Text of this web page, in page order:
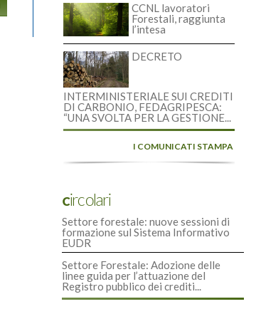
CCNL lavoratori
Forestali, raggiunta
l’intesa
DECRETO
INTERMINISTERIALE SUI CREDITI
DI CARBONIO, FEDAGRIPESCA:
“UNA SVOLTA PER LA GESTIONE...
I COMUNICATI STAMPA
Circolari
Settore forestale: nuove sessioni di
formazione sul Sistema Informativo
EUDR
Settore Forestale: Adozione delle
linee guida per l’attuazione del
Registro pubblico dei crediti...